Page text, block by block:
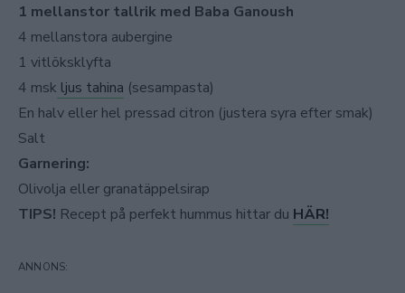
1 mellanstor tallrik med Baba Ganoush
4 mellanstora aubergine
1 vitlöksklyfta
4 msk ljus tahina (sesampasta)
En halv eller hel pressad citron (justera syra efter smak)
Salt
Garnering:
Olivolja eller granatäppelsirap
TIPS! Recept på perfekt hummus hittar du HÄR!